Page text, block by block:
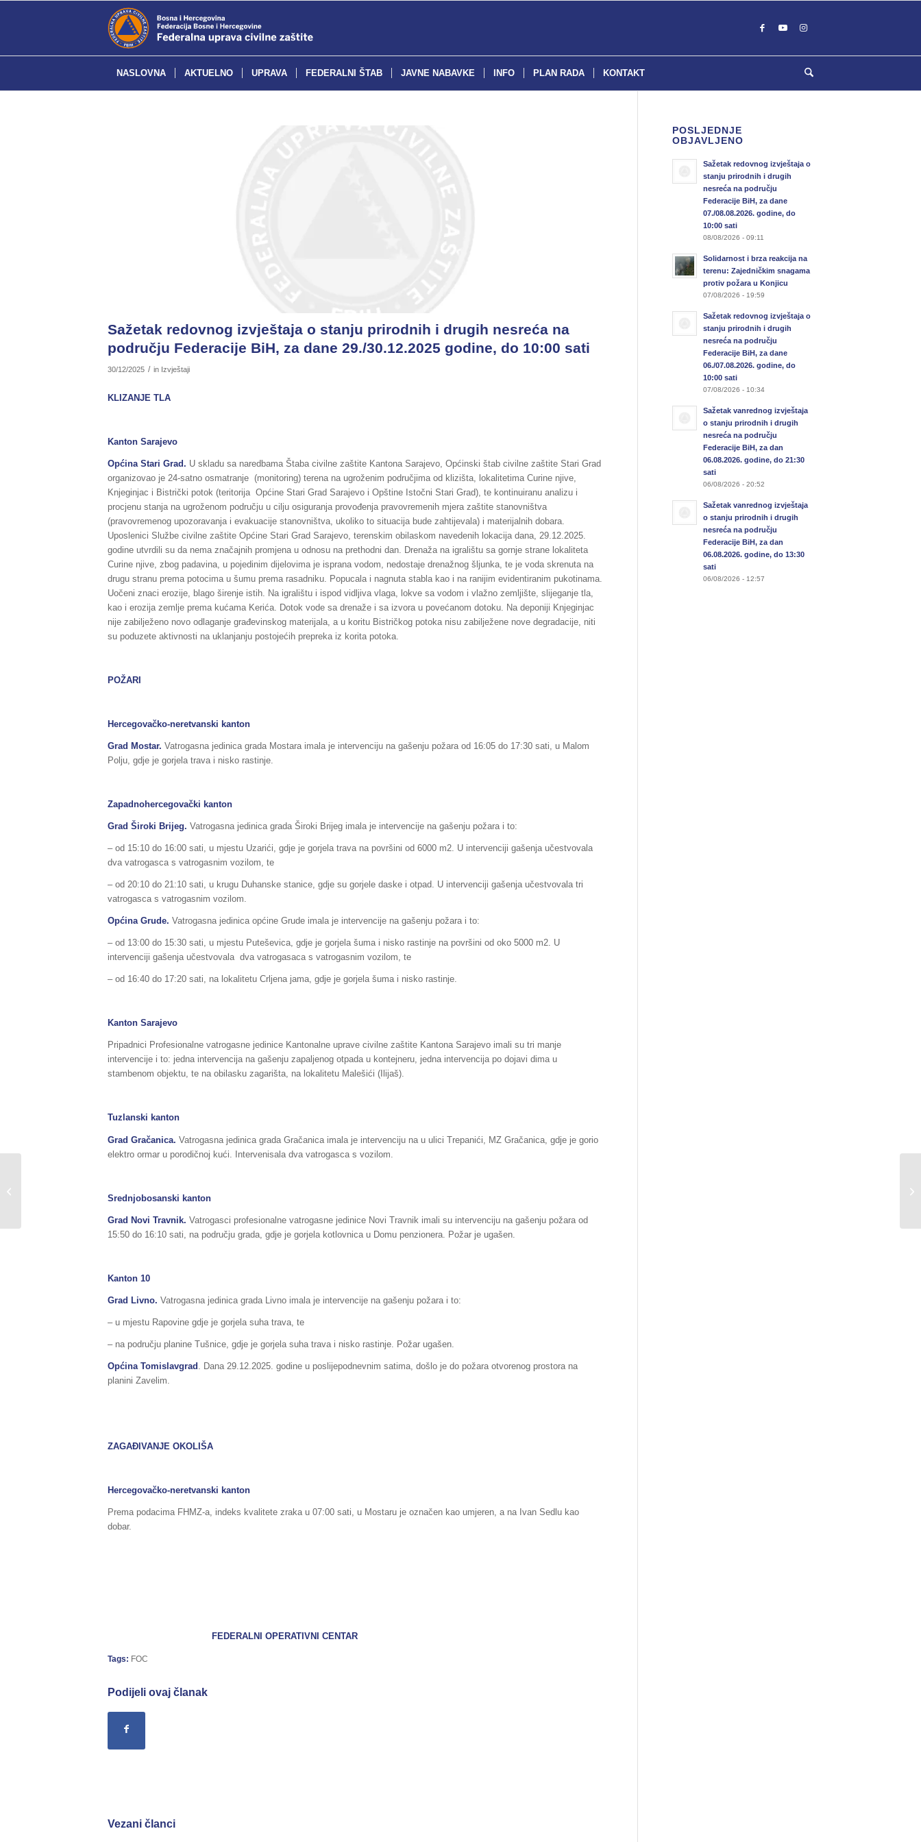
NASLOVNA AKTUELNO UPRAVA FEDERALNI ŠTAB JAVNE NABAVKE INFO PLAN RADA KONTAKT
Sažetak redovnog izvještaja o stanju prirodnih i drugih nesreća na
području Federacije BiH, za dane 29./30.12.2025 godine, do 10:00 sati
30/12/2025 / in Izvještaji
KLIZANJE TLA
Kanton Sarajevo
Općina Stari Grad. U skladu sa naredbama Štaba civilne zaštite Kantona Sarajevo, Općinski štab civilne zaštite Stari Grad
organizovao je 24-satno osmatranje (monitoring) terena na ugroženim područjima od klizišta, lokalitetima Curine njive,
Knjeginjac i Bistrički potok (teritorija Općine Stari Grad Sarajevo i Opštine Istočni Stari Grad), te kontinuiranu analizu i
procjenu stanja na ugroženom području u cilju osiguranja provođenja pravovremenih mjera zaštite stanovništva
(pravovremenog upozoravanja i evakuacije stanovništva, ukoliko to situacija bude zahtijevala) i materijalnih dobara.
Uposlenici Službe civilne zaštite Općine Stari Grad Sarajevo, terenskim obilaskom navedenih lokacija dana, 29.12.2025.
godine utvrdili su da nema značajnih promjena u odnosu na prethodni dan. Drenaža na igralištu sa gornje strane lokaliteta
Curine njive, zbog padavina, u pojedinim dijelovima je isprana vodom, nedostaje drenažnog šljunka, te je voda skrenuta na
drugu stranu prema potocima u šumu prema rasadniku. Popucala i nagnuta stabla kao i na ranijim evidentiranim pukotinama.
Uočeni znaci erozije, blago širenje istih. Na igralištu i ispod vidljiva vlaga, lokve sa vodom i vlažno zemljište, slijeganje tla,
kao i erozija zemlje prema kućama Kerića. Dotok vode sa drenaže i sa izvora u povećanom dotoku. Na deponiji Knjeginjac
nije zabilježeno novo odlaganje građevinskog materijala, a u koritu Bistričkog potoka nisu zabilježene nove degradacije, niti
su poduzete aktivnosti na uklanjanju postojećih prepreka iz korita potoka.
POŽARI
Hercegovačko-neretvanski kanton
Grad Mostar. Vatrogasna jedinica grada Mostara imala je intervenciju na gašenju požara od 16:05 do 17:30 sati, u Malom
Polju, gdje je gorjela trava i nisko rastinje.
Zapadnohercegovački kanton
Grad Široki Brijeg. Vatrogasna jedinica grada Široki Brijeg imala je intervencije na gašenju požara i to:
– od 15:10 do 16:00 sati, u mjestu Uzarići, gdje je gorjela trava na površini od 6000 m2. U intervenciji gašenja učestvovala
dva vatrogasca s vatrogasnim vozilom, te
– od 20:10 do 21:10 sati, u krugu Duhanske stanice, gdje su gorjele daske i otpad. U intervenciji gašenja učestvovala tri
vatrogasca s vatrogasnim vozilom.
Općina Grude. Vatrogasna jedinica općine Grude imala je intervencije na gašenju požara i to:
– od 13:00 do 15:30 sati, u mjestu Puteševica, gdje je gorjela šuma i nisko rastinje na površini od oko 5000 m2. U
intervenciji gašenja učestvovala dva vatrogasaca s vatrogasnim vozilom, te
– od 16:40 do 17:20 sati, na lokalitetu Crljena jama, gdje je gorjela šuma i nisko rastinje.
Kanton Sarajevo
Pripadnici Profesionalne vatrogasne jedinice Kantonalne uprave civilne zaštite Kantona Sarajevo imali su tri manje
intervencije i to: jedna intervencija na gašenju zapaljenog otpada u kontejneru, jedna intervencija po dojavi dima u
stambenom objektu, te na obilasku zagarišta, na lokalitetu Malešići (Ilijaš).
Tuzlanski kanton
Grad Gračanica. Vatrogasna jedinica grada Gračanica imala je intervenciju na u ulici Trepanići, MZ Gračanica, gdje je gorio
elektro ormar u porodičnoj kući. Intervenisala dva vatrogasca s vozilom.
Srednjobosanski kanton
Grad Novi Travnik. Vatrogasci profesionalne vatrogasne jedinice Novi Travnik imali su intervenciju na gašenju požara od
15:50 do 16:10 sati, na području grada, gdje je gorjela kotlovnica u Domu penzionera. Požar je ugašen.
Kanton 10
Grad Livno. Vatrogasna jedinica grada Livno imala je intervencije na gašenju požara i to:
– u mjestu Rapovine gdje je gorjela suha trava, te
– na području planine Tušnice, gdje je gorjela suha trava i nisko rastinje. Požar ugašen.
Općina Tomislavgrad
. Dana 29.12.2025. godine u poslijepodnevnim satima, došlo je do požara otvorenog prostora na
planini Zavelim.
ZAGAĐIVANJE OKOLIŠA
Hercegovačko-neretvanski kanton
Prema podacima FHMZ-a, indeks kvalitete zraka u 07:00 sati, u Mostaru je označen kao umjeren, a na Ivan Sedlu kao
dobar.
FEDERALNI OPERATIVNI CENTAR
Tags: FOC
Podijeli ovaj članak
Vezani članci
POSLJEDNJE
OBJAVLJENO
Sažetak redovnog izvještaja o
stanju prirodnih i drugih
nesreća na području
Federacije BiH, za dane
07./08.08.2026. godine, do
10:00 sati
08/08/2026 - 09:11
Solidarnost i brza reakcija na
terenu: Zajedničkim snagama
protiv požara u Konjicu
07/08/2026 - 19:59
Sažetak redovnog izvještaja o
stanju prirodnih i drugih
nesreća na području
Federacije BiH, za dane
06./07.08.2026. godine, do
10:00 sati
07/08/2026 - 10:34
Sažetak vanrednog izvještaja
o stanju prirodnih i drugih
nesreća na području
Federacije BiH, za dan
06.08.2026. godine, do 21:30
sati
06/08/2026 - 20:52
Sažetak vanrednog izvještaja
o stanju prirodnih i drugih
nesreća na području
Federacije BiH, za dan
06.08.2026. godine, do 13:30
sati
06/08/2026 - 12:57
nesreća na području...